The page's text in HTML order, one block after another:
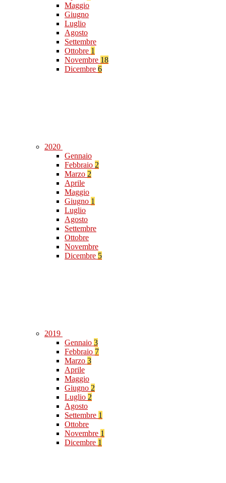
Maggio
Giugno
Luglio
Agosto
Settembre
Ottobre 1
Novembre 18
Dicembre 6
2020
Gennaio
Febbraio 2
Marzo 2
Aprile
Maggio
Giugno 1
Luglio
Agosto
Settembre
Ottobre
Novembre
Dicembre 5
2019
Gennaio 3
Febbraio 7
Marzo 3
Aprile
Maggio
Giugno 2
Luglio 2
Agosto
Settembre 1
Ottobre
Novembre 1
Dicembre 1